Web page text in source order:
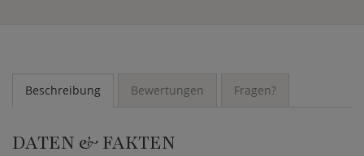
Beschreibung Bewertungen Fragen?
DATEN & FAKTEN